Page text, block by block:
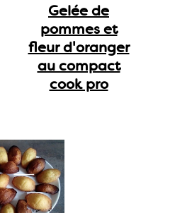
Gelée de
pommes et
fleur d'oranger
au compact
cook pro